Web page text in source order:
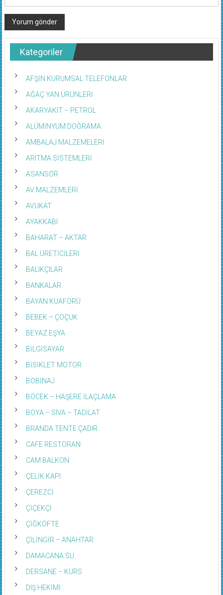
Kategoriler
AFŞİN KURUMSAL TELEFONLAR
AĞAÇ YAN ÜRÜNLERİ
AKARYAKIT – PETROL
ALÜMİNYUM DOĞRAMA
AMBALAJ MALZEMELERİ
ARITMA SİSTEMLERİ
ASANSÖR
AV MALZEMLERİ
AVUKAT
AYAKKABI
BAHARAT – AKTAR
BAL ÜRETİCİLERİ
BALIKÇILAR
BANKALAR
BAYAN KUAFÖRÜ
BEBEK – ÇOÇUK
BEYAZ EŞYA
BİLGİSAYAR
BİSİKLET MOTOR
BOBİNAJ
BÖCEK – HAŞERE İLAÇLAMA
BOYA – SIVA – TADİLAT
BRANDA TENTE ÇADIR
CAFE RESTORAN
CAM BALKON
ÇELİK KAPI
ÇEREZCİ
ÇİÇEKÇİ
ÇİĞKÖFTE
ÇİLİNGİR – ANAHTAR
DAMACANA SU
DERSANE – KURS
DIŞ HEKİMİ